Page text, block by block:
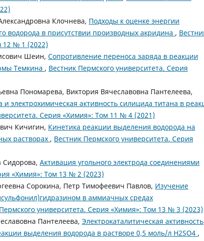
Клочнева, Подходы к оценке энергии
водорода в присутствии производных акридина ,
12 № 1 (2022)
Шеин, Сопротивление переноса заряда в реакции
Темкина , Вестник Пермского университета. Серия
Пономарева, Виктория Вячеславовна Пантелеева,
и электрохимическая активность силицида титана в
Серия «Химия»: Том 11 № 4 (2021)
Кичигин, Кинетика реакции выделения водорода на
растворах , Вестник Пермского университета. Серия
Активация угольного электрода соединениями
«Химия»: Том 13 № 2 (2023)
Сорокина, Петр Тимофеевич Павлов, Изучение
в аммиачных средах
университета. Серия «Химия»: Том 13 № 3 (2023)
Пантелеева, Электрокаталитическая активность
выделения водорода в растворе 0,5 моль/л H2SO4 ,